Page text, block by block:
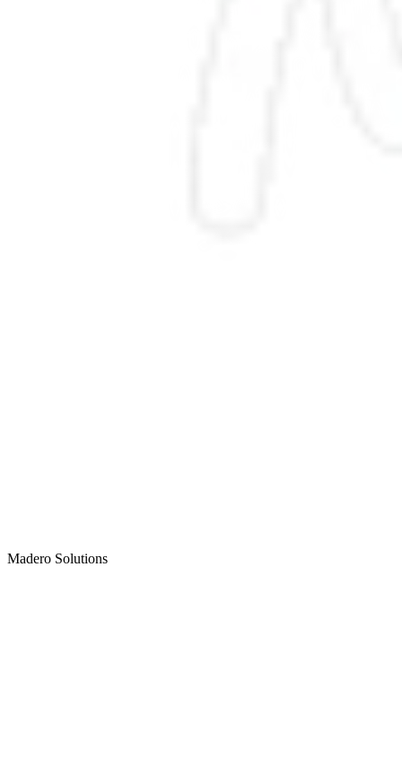
Madero Solutions